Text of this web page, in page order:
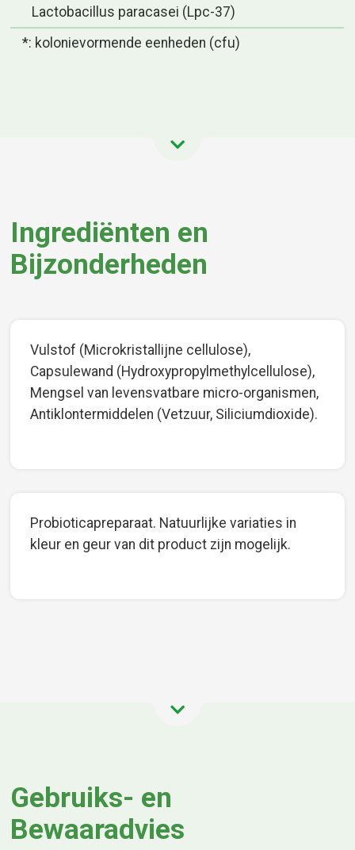
Lactobacillus paracasei (Lpc-37)
*: kolonievormende eenheden (cfu)
Ingrediënten en
Bijzonderheden
Vulstof (Microkristallijne cellulose),
Capsulewand (Hydroxypropylmethylcellulose),
Mengsel van levensvatbare micro-organismen,
Antiklontermiddelen (Vetzuur, Siliciumdioxide).
Probioticapreparaat. Natuurlijke variaties in
kleur en geur van dit product zijn mogelijk.
Gebruiks- en
Bewaaradvies